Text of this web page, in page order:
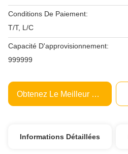
Conditions De Paiement:
T/T, L/C
Capacité D'approvisionnement:
999999
Obtenez Le Meilleur Prix
Informations Détaillées